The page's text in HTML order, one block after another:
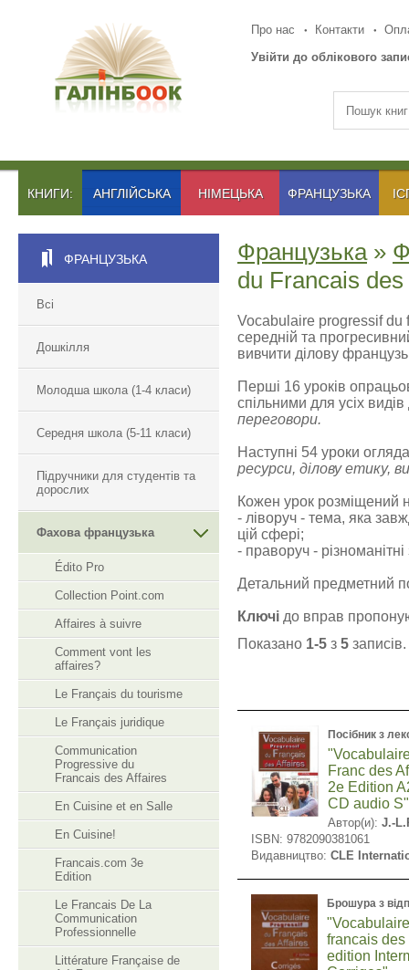
Про нас Контакти
Увійти до облікового
КНИГИ: АНГЛІЙСЬКА НІМЕЦЬКА ФРАНЦУЗЬКА
ФРАНЦУЗЬКА
Всі
Дошкілля
Молодша школа (1-4 класи)
Середня школа (5-11 класи)
Підручники для студентів та
дорослих
Фахова французька
Édito Pro
Collection Point.com
Affaires à suivre
Comment vont les
affaires?
Le Français du tourisme
Le Français juridique
Communication
Progressive du
Francais des Affaires
En Cuisine et en Salle
En Cuisine!
Francais.com 3e
Edition
Le Francais De La
Communication
Professionnelle
Littérature Française de
Французька»
du Francais
Vocabulaire progressif du
середній та
вивчити ділову
Перші 16 уроків
спільними для усіх
переговори.
Наступні 54 уроки
ресурси, ділову
Кожен урок розміщений
- ліворуч - тема, яка
цій сфері;
- праворуч -
Детальний предметний
Ключі до вправ
Показано 1-5 з 5 записів.
Посібник з
Franc des
2e Edition
CD audio S"
Автор(и):J.-
ISBN: 9782090381061
Видавництво: CLE
Брошура з
francais des
еdition